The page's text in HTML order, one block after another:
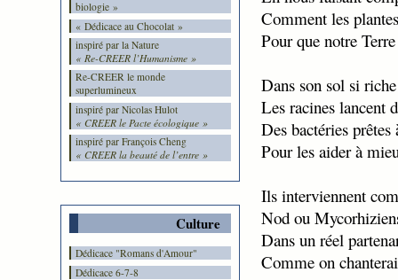
biologie »
« Dédicace au Chocolat »
inspiré par la Nature
« Re-CREER l’Humanisme »
Re-CREER le monde
superlumineux
inspiré par Nicolas Hulot
« CREER le Pacte écologique »
inspiré par François Cheng
« CREER la beauté de l’entre »
Culture
Dédicace "Romans d'Amour"
Dédicace 6-7-8
Comment les
Pour que notre
Dans son sol si
Les racines lancent
Des bactéries prêtes
Pour les aider à
Ils interviennent
Nod ou
Dans un réel
Comme on